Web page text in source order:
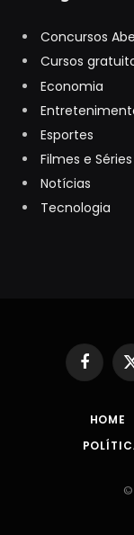
Concursos
Cursos
Economia
Esportes
Filmes e Séries
Notícias
Tecnologia
HOME
©